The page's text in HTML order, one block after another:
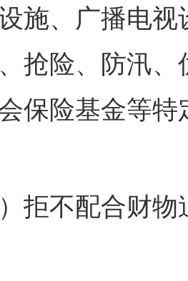
施、广播电
抢险、防汛
保险基金等
不配合财物